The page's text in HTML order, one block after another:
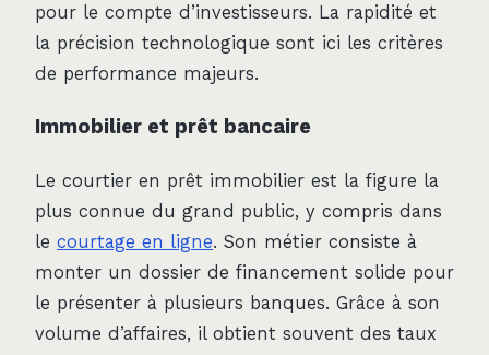
pour le compte d’investisseurs. La rapidité et
la précision technologique sont ici les critères
de performance majeurs.
Immobilier et prêt bancaire
Le courtier en prêt immobilier est la figure la
plus connue du grand public, y compris dans
le courtage en ligne. Son métier consiste à
monter un dossier de financement solide pour
le présenter à plusieurs banques. Grâce à son
volume d’affaires, il obtient souvent des taux